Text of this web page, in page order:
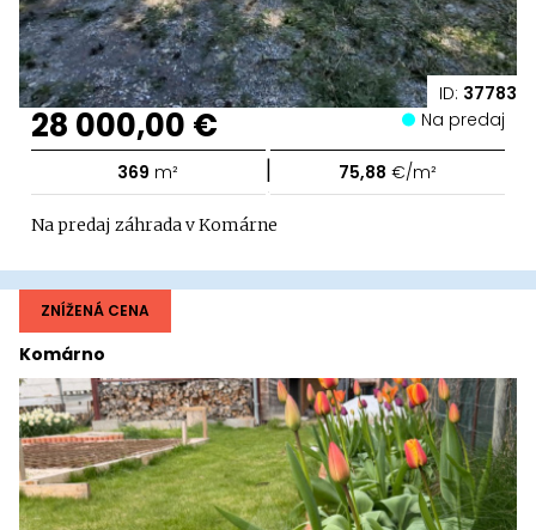
ID: 37783
28 000,00 € Na predaj
369 m² | 75,88 €/m²
Na predaj záhrada v Komárne
Komárno
ZNÍŽENÁ CENA